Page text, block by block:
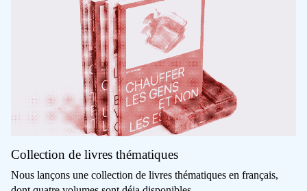
Collection de livres thématiques
Nous lançons une collection de livres thématiques en français,